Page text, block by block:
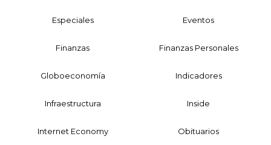
Especiales Eventos
Finanzas Finanzas Personales
Globoeconomía Indicadores
Infraestructura Inside
Internet Economy Obituarios